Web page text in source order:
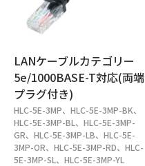
LANケーブルカテゴリー
5e/1000BASE-T対応(両端
プラグ付き)
HLC-5E-3MP、HLC-5E-3MP-BK、
HLC-5E-3MP-BL、HLC-5E-3MP-
GR、HLC-5E-3MP-LB、HLC-5E-
3MP-OR、HLC-5E-3MP-RD、HLC-
5E-3MP-SL、HLC-5E-3MP-YL